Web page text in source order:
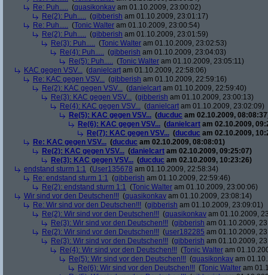
Re: Puh..... (quasikonkav am 01.10.2009, 23:00:02)
Re(2): Puh..... (gibberish am 01.10.2009, 23:01:17)
Re: Puh..... (Tonic Walter am 01.10.2009, 23:00:54)
Re(2): Puh..... (gibberish am 01.10.2009, 23:01:59)
Re(3): Puh..... (Tonic Walter am 01.10.2009, 23:02:53)
Re(4): Puh..... (gibberish am 01.10.2009, 23:04:03)
Re(5): Puh..... (Tonic Walter am 01.10.2009, 23:05:11)
KAC gegen VSV... (danielcart am 01.10.2009, 22:58:06)
Re: KAC gegen VSV... (gibberish am 01.10.2009, 22:59:16)
Re(2): KAC gegen VSV... (danielcart am 01.10.2009, 22:59:40)
Re(3): KAC gegen VSV... (gibberish am 01.10.2009, 23:00:13)
Re(4): KAC gegen VSV... (danielcart am 01.10.2009, 23:02:09)
Re(5): KAC gegen VSV... (ducduc am 02.10.2009,
Re(6): KAC gegen VSV... (danielcart am 02.10.2009,
Re(7): KAC gegen VSV... (ducduc am 02.10.2009,
Re: KAC gegen VSV... (ducduc am 02.10.2009, 08:08:01)
Re(2): KAC gegen VSV... (danielcart am 02.10.2009, 09:25:07)
Re(3): KAC gegen VSV... (ducduc am 02.10.2009, 10:23:26)
endstand sturm 1:1 (User135678 am 01.10.2009, 22:58:34)
Re: endstand sturm 1:1 (gibberish am 01.10.2009, 22:59:46)
Re(2): endstand sturm 1:1 (Tonic Walter am 01.10.2009, 23:00:06)
Wir sind vor den Deutschen!!! (quasikonkav am 01.10.2009, 23:08:14)
Re: Wir sind vor den Deutschen!!! (gibberish am 01.10.2009, 23:09:01)
Re(2): Wir sind vor den Deutschen!!! (quasikonkav am 01.10.2009,
Re(3): Wir sind vor den Deutschen!!! (gibberish am 01.10.2009,
Re(2): Wir sind vor den Deutschen!!! (user182285 am 01.10.2009,
Re(3): Wir sind vor den Deutschen!!! (gibberish am 01.10.2009,
Re(4): Wir sind vor den Deutschen!!! (Tonic Walter am
Re(5): Wir sind vor den Deutschen!!! (quasikonkav am
Re(6): Wir sind vor den Deutschen!!! (Tonic Walter am